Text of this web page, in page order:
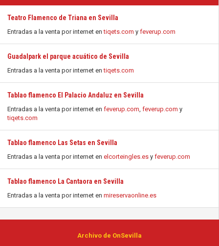
Teatro Flamenco de Triana en Sevilla
Entradas a la venta por internet entiqets.com y feverup.com
Guadalpark el parque acuático de Sevilla
Entradas a la venta por internet entiqets.com
Tablao flamenco El Palacio Andaluz en Sevilla
Entradas a la venta por internet en feverup.com, feverup.com y
tiqets.com
Tablao flamenco Las Setas en Sevilla
Entradas a la venta por internet en elcorteingles.es y feverup.com
Tablao flamenco La Cantaora en Sevilla
Entradas a la venta por internet en mireservaonline.es
Archivo de OnSevilla